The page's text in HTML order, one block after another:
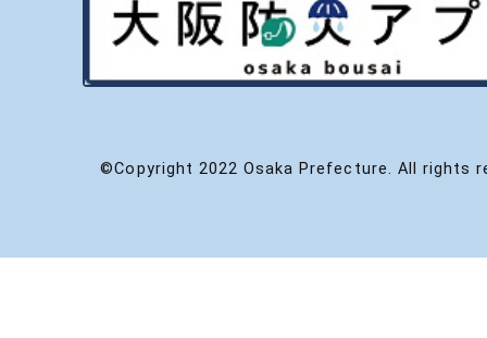
©Copyright 2022 Osaka Prefecture. All rights